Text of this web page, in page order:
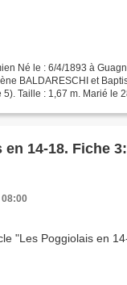
Né le : 6/4/1893 à
BALDARESCHI et
Taille : 1,67 m. Marié le
14-18. Fiche
08:00